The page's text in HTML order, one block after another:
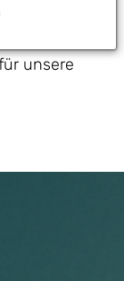
wie
unsere